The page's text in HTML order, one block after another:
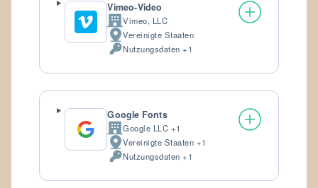
Vimeo-Video
Firma:Vimeo, LLC
Verarbeitungsort:
Vereinigte Staaten
Verarbeitete
Daten:
Nutzungsdaten +1
Google Fonts
Firma:Google LLC +1
Verarbeitungsort:
Vereinigte Staaten +1
Verarbeitete
Daten:
Nutzungsdaten +1